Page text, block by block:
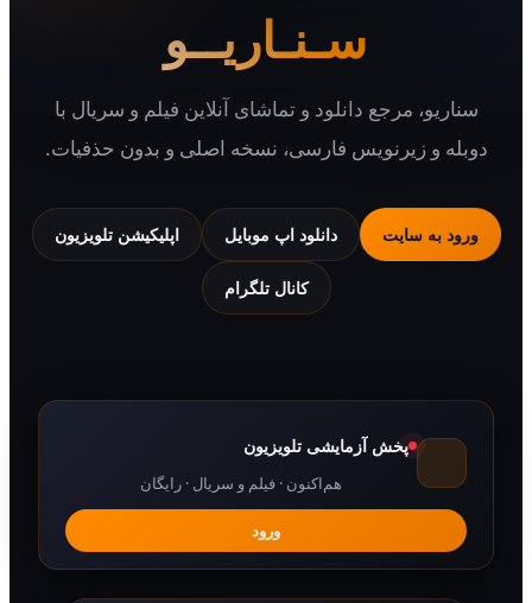
سـنـاریــو
مرجع دانلود و تماشای آنلاین فیلم و سریال با
و زیرنویس فارسی، نسخه اصلی و بدون حذفیات.
به سایت دانلود اپ موبایل اپلیکیشن تلویزیون
کانال تلگرام
پخش آزمایشی تلویزیون
هم‌اکنون · فیلم و سریال · رایگان